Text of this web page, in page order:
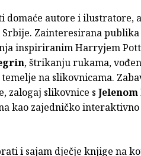
domaće autore i ilustratore,
Zainteresirana
inspiriranim Harryjem
, štrikanju rukama,
na slikovnicama.
zalogaj slikovnice s
kao zajedničko
i sajam dječje knjige na